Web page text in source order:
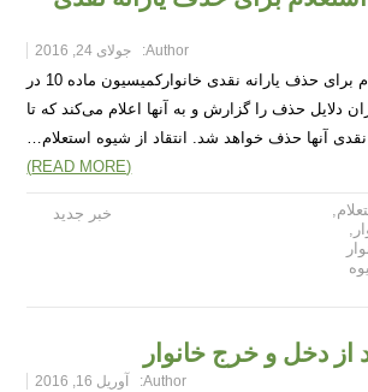
Author: جولای 24, 2016
انتقاد از شیوه استعلام برای حذف یارانه نقدی خانوارکمیسیون ماده 10 در
دلایل حذف را گزارش و به آنها اعلام می‌کند که تا
نقدی آنها حذف خواهد شد. انتقاد از شیوه استعلام…
(READ MORE)
خبر جدید
,
,
دخل و خرج خانوار
Author: آوریل 16, 2016